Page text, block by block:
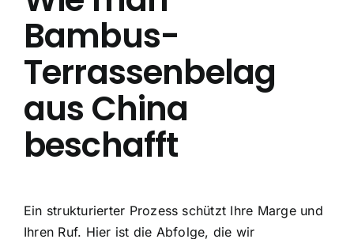
Bambus-
Terrassenbelag
aus China
beschafft
Ein strukturierter Prozess schützt Ihre Marge und
Ihren Ruf. Hier ist die Abfolge, die wir